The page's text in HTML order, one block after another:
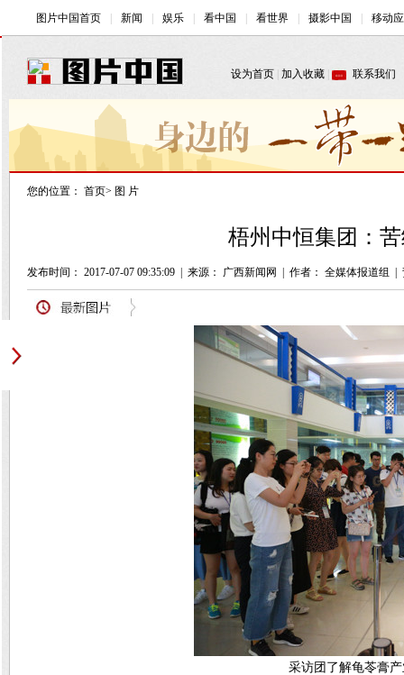
您的位置： 首页> 图 片
梧州中恒集团：
发布时间： 2017-07-07 09:35:09 来源： 广西新闻网 作者： 全媒体报道组
采访团了解龟苓膏产